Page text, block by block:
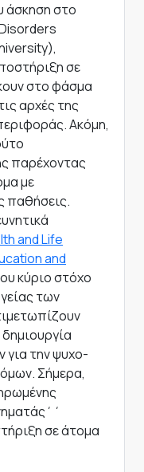
άσκηση στο
,
σε
στο φάσμα
αρχές της
Ακόμη,
παρέχοντας
με
παθήσεις.
andLife
and
κύριο στόχο
των
την ψυχο-
Σήμερα,
σε άτομα